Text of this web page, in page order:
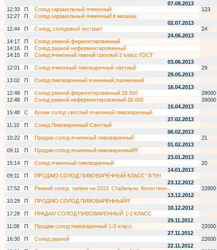
07.08.2013
12:33
П Солод карамельный ячменный
123
12:27
П
Солод карамельный ячменный в мешках.
02.07.2013
12:44
П Солод, солодовый экстракт
24
24.06.2013
14:17
П
Солод ржаной ферментированный
14:16
П
Солод ржаной неферментированный
14:15
П
Солод ячменный пивной светлый 2 класс ГОСТ
03.06.2013
12:01
П Солод ячменный пивоваренный светлый
29
29.05.2013
13:02
П
Солод пивоваренный ячменный,пшеничный
16.04.2013
12:48
П Солод ржаной ферментированный 28 000
28000
12:48
П Солод ржаной неферментированный 26 000
26000
15.04.2013
15:48
С
Купим солод светлый ячменный пивоваренный.
27.02.2013
11:10
П
Солод Пивоваренный Светлый
06.02.2013
10:22
П Продам солод ячменный пивоваренный
21
01.02.2013
09:11
П
Продаю солод ячменный пивоваренный!!!
23.01.2013
15:14
П Солод ячменный пивоваренный
20
14.01.2013
09:11
П
ПРОДАЮ СОЛОД ПИВОВАРЕННЫЙ КЛАСС "А"!!!!!
23.12.2012
17:52
П Ржаной солод. заявки на 2013. Стабильно. Качествен...
22800
13.12.2012
10:29
П
ПРОДАЮ СОЛОД ПИВОВАРЕННЫЙ!!!
10.12.2012
17:28
П
ПРАДАМ СОЛОД ПИВОВАРЕННЫЙ 1-2 КЛАСС
29.11.2012
11:08
П Продаю солод пивоваренный 1-2 класс.
22000
27.11.2012
16:30
П Солод ржаной
22600
22.11.2012